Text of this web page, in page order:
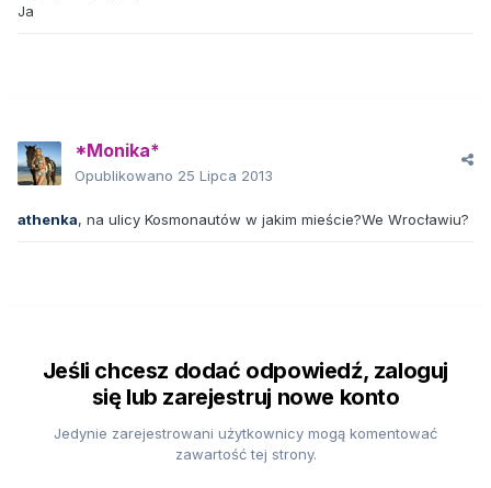
Ja
*Monika*
Opublikowano 25 Lipca 2013
athenka, na ulicy Kosmonautów w jakim mieście?We Wrocławiu?
Jeśli chcesz dodać odpowiedź, zaloguj
się lub zarejestruj nowe konto
Jedynie zarejestrowani użytkownicy mogą komentować
zawartość tej strony.